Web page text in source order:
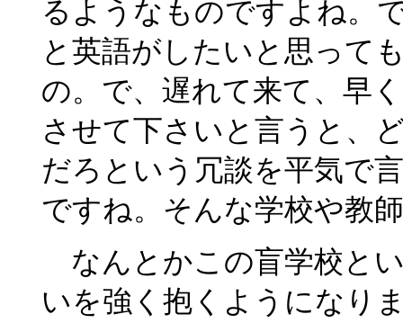
るようなものですよね。
と英語がしたいと思って
の。で、遅れて来て、早
させて下さいと言うと、
だろという冗談を平気で
ですね。そんな学校や教
なんとかこの盲学校と
いを強く抱くようになり